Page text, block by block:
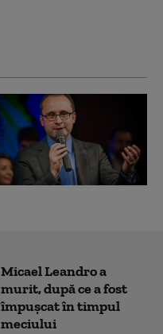
Micael Leandro a
murit, după ce a fost
împușcat în timpul
meciului